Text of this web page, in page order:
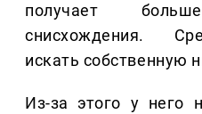
получает
снисхождения.
искать собственную
Из-за этого у него